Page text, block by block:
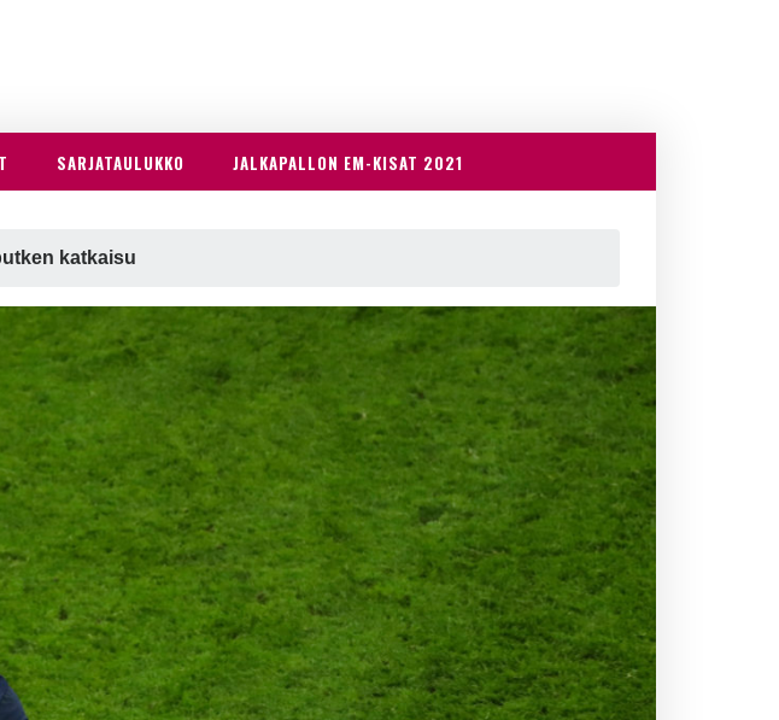
SARJATAULUKKO JALKAPALLON EM-KISAT 2021
katkaisu